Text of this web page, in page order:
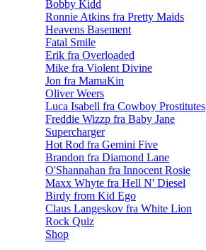
Bobby Kidd
Ronnie Atkins fra Pretty Maids
Heavens Basement
Fatal Smile
Erik fra Overloaded
Mike fra Violent Divine
Jon fra MamaKin
Oliver Weers
Luca Isabell fra Cowboy Prostitutes
Freddie Wizzp fra Baby Jane
Supercharger
Hot Rod fra Gemini Five
Brandon fra Diamond Lane
O'Shannahan fra Innocent Rosie
Maxx Whyte fra Hell N' Diesel
Birdy from Kid Ego
Claus Langeskov fra White Lion
Rock Quiz
Shop